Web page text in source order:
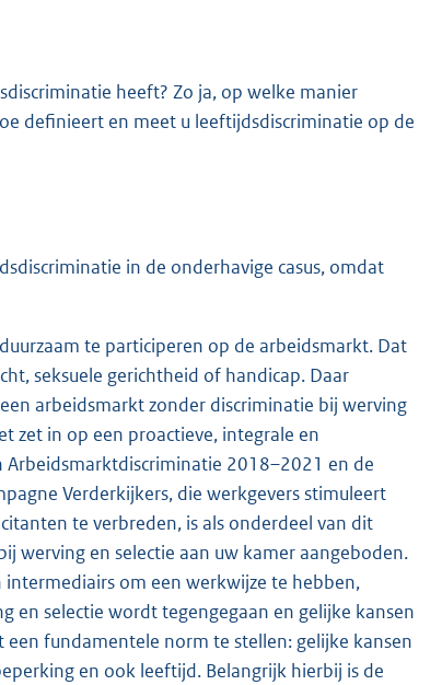
heeft? Zo ja, op welke manier
definieert en meet u leeftijdsdiscriminatie op de
in de onderhavige casus, omdat
te participeren op de arbeidsmarkt. Dat
seksuele gerichtheid of handicap. Daar
arbeidsmarkt zonder discriminatie bij werving
zet in op een proactieve, integrale en
2018–2021 en de
Verderkijkers, die werkgevers stimuleert
te verbreden, is als onderdeel van dit
werving en selectie aan uw kamer aangeboden.
om een werkwijze te hebben,
en selectie wordt tegengegaan en gelijke kansen
fundamentele norm te stellen: gelijke kansen
en ook leeftijd. Belangrijk hierbij is de